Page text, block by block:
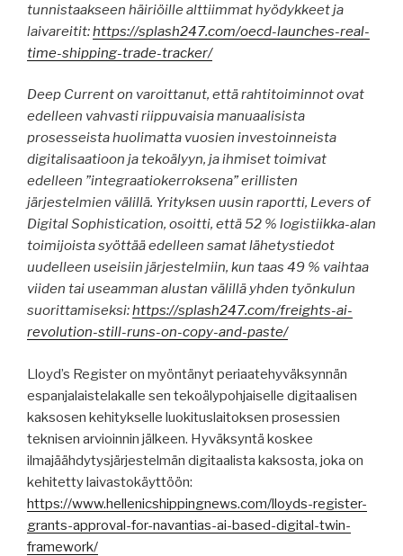
tunnistaakseen häiriöille alttiimmat hyödykkeet ja
laivareitit:https://splash247.com/oecd-launches-real-
time-shipping-trade-tracker/
Deep Current on varoittanut, että rahtitoiminnot ovat
edelleen vahvasti riippuvaisia ​​manuaalisista
prosesseista huolimatta vuosien investoinneista
digitalisaatioon ja tekoälyyn, ja ihmiset toimivat
edelleen ”integraatiokerroksena” erillisten
järjestelmien välillä. Yrityksen uusin raportti, Levers of
Digital Sophistication, osoitti, että 52 % logistiikka-alan
toimijoista syöttää edelleen samat lähetystiedot
uudelleen useisiin järjestelmiin, kun taas 49 % vaihtaa
viiden tai useamman alustan välillä yhden työnkulun
suorittamiseksi:https://splash247.com/freights-ai-
revolution-still-runs-on-copy-and-paste/
Lloyd’s Register on myöntänyt periaatehyväksynnän
espanjalaistelakalle sen tekoälypohjaiselle digitaalisen
kaksosen kehitykselle luokituslaitoksen prosessien
teknisen arvioinnin jälkeen. Hyväksyntä koskee
ilmajäähdytysjärjestelmän digitaalista kaksosta, joka on
kehitetty laivastokäyttöön:
https://www.hellenicshippingnews.com/lloyds-register-
grants-approval-for-navantias-ai-based-digital-twin-
framework/